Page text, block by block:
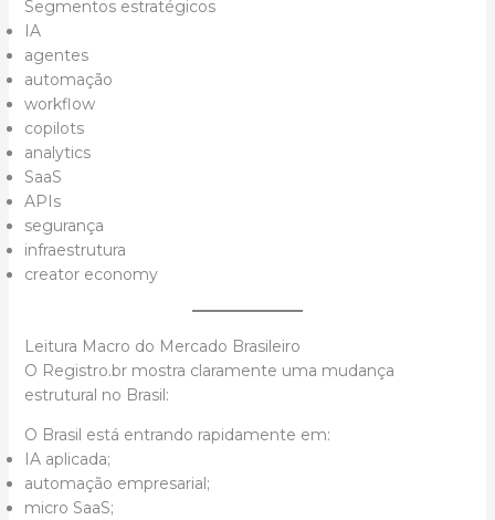
Segmentos estratégicos
IA
agentes
automação
workflow
copilots
analytics
SaaS
APIs
segurança
infraestrutura
creator economy
Leitura Macro do Mercado Brasileiro
O Registro.br mostra claramente uma mudança
estrutural no Brasil:
O Brasil está entrando rapidamente em:
IA aplicada;
automação empresarial;
micro SaaS;